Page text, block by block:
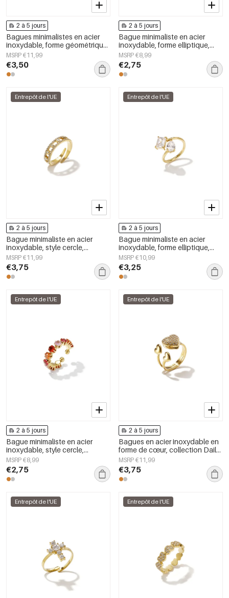
2 à 5 jours
Bagues minimalistes en acier
inoxydable, forme géométrique,
collection Simple Daily Simple,
bijoux pour femmes
MSRP €11,99
€3,50
2 à 5 jours
Bague minimaliste en acier
inoxydable, forme elliptique,
collection simple et
décontractée pour femme.
MSRP €8,99
€2,75
Entrepôt de l'UE
2 à 5 jours
Bague minimaliste en acier
inoxydable, style cercle,
collection Daily Simple, bijoux
pour femmes
MSRP €11,99
€3,75
Entrepôt de l'UE
2 à 5 jours
Bague minimaliste en acier
inoxydable, forme elliptique,
collection Simple Daily Simple,
bijoux pour femmes
MSRP €10,99
€3,25
Entrepôt de l'UE
2 à 5 jours
Bague minimaliste en acier
inoxydable, style cercle,
collection Daily Simple, bijoux
pour femmes
MSRP €8,99
€2,75
Entrepôt de l'UE
2 à 5 jours
Bagues en acier inoxydable en
forme de cœur, collection Daily
Simple, bijoux pour femmes
MSRP €11,99
€3,75
Entrepôt de l'UE Entrepôt de l'UE